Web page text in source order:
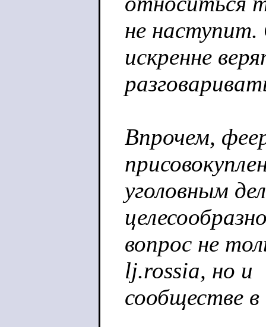
не наступит.
искренне
Впрочем,
уголовным
вопрос не
lj.rossia, но и
сообществе в